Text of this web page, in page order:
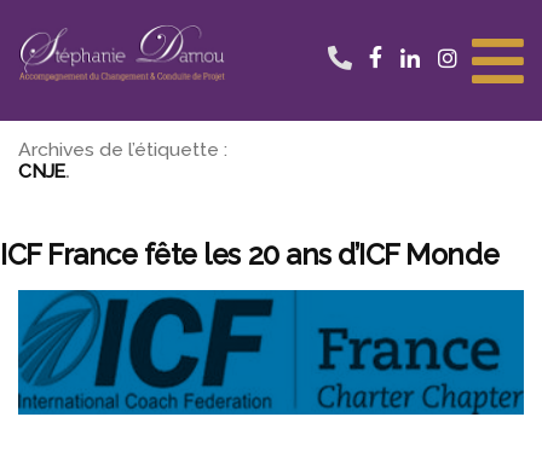
contenu
Archives de l’étiquette :
CNJE
ICF France fête les 20 ans d’ICF Monde